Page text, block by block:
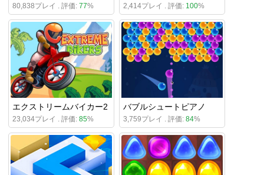
80,838プレイ . 評価: 77% 2,414プレイ . 評価: 100%
エクストリームバイカー2
23,034プレイ . 評価: 85%
バブルシュートピアノ
3,759プレイ . 評価: 84%